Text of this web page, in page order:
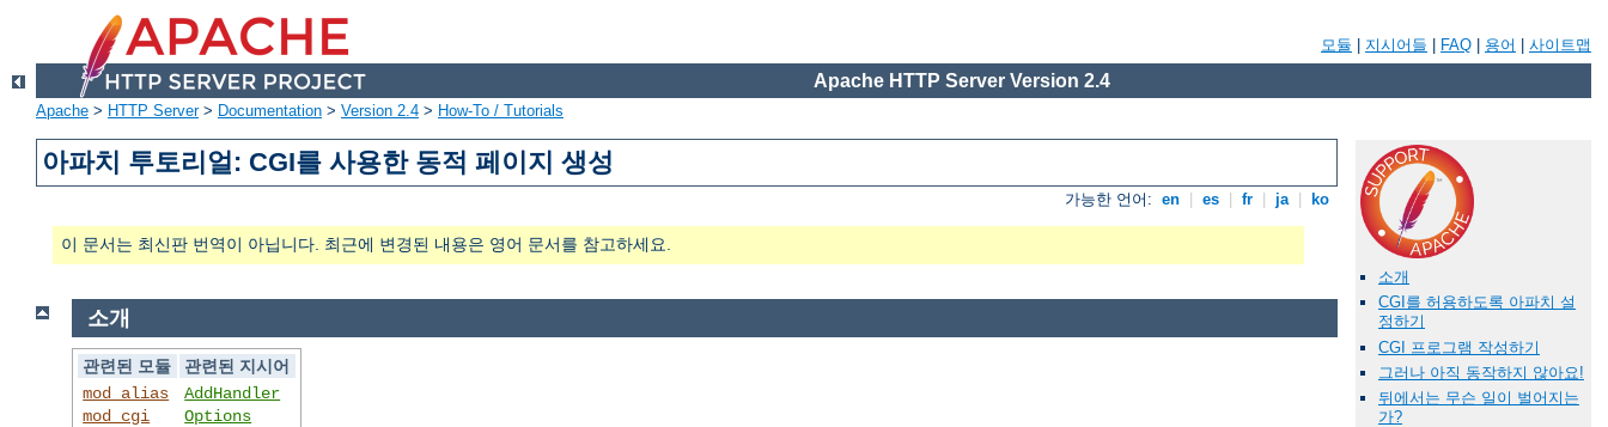
모듈 지시어들 FAQ 용어 사이트맵
Apache HTTP Server Version 2.4
Apache > HTTP Server> Documentation > Version 2.4 > How-To / Tutorials
아파치 투토리얼: CGI를 사용한 동적 페이지 생성
가능한 언어: en es fr ja ko
이 문서는 최신판 번역이 아닙니다. 최근에 변경된 내용은 영어 문서를 참고하세요.
소개
CGI를 허용하도록 아파치 설
정하기
CGI 프로그램 작성하기
그러나 아직 동작하지 않아요!
뒤에서는 무슨 일이 벌어지는
가?
소개
관련된 모듈
관련된 지시어
mod_alias
mod_cgi
AddHandler
Options